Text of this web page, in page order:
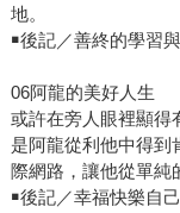
地。
￭後記／善終的學習
06阿龍的美好人生
或許在旁人眼裡顯得
是阿龍從利他中得到
際網路，讓他從單純
￭後記／幸福快樂自